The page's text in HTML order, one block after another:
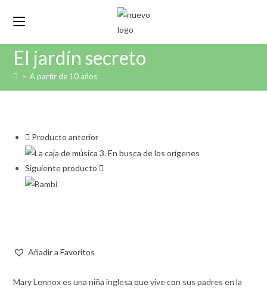
El jardín secreto
> A partir de 10 años
Producto anterior
Siguiente producto
Añadir a Favoritos
Mary Lennox es una niña inglesa que vive con sus padres en la